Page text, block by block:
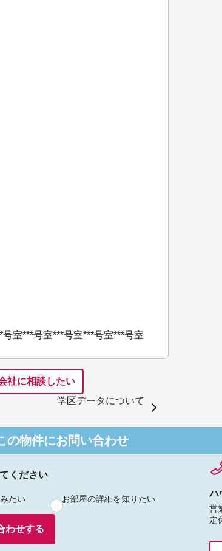
号室***号室***号室***号室***号室
社に相談したい
学区データについて
の物件にお問い合わせ
ください
たい お部屋の詳細を知りたい
わせする
ハ
営
定